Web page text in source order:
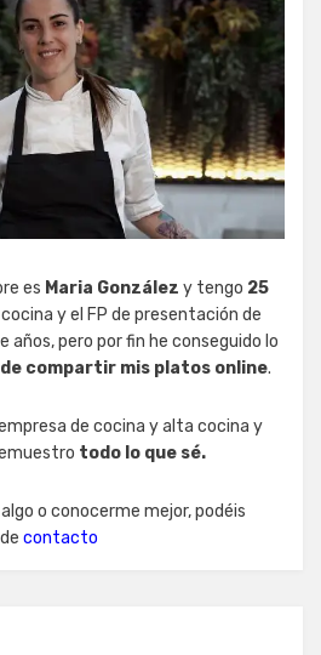
es Maria González y tengo 25
y el FP de presentación de
años, pero por fin he conseguido lo
compartir mis platos online.
de cocina y alta cocina y
todo lo que sé.
o conocerme mejor, podéis
contacto